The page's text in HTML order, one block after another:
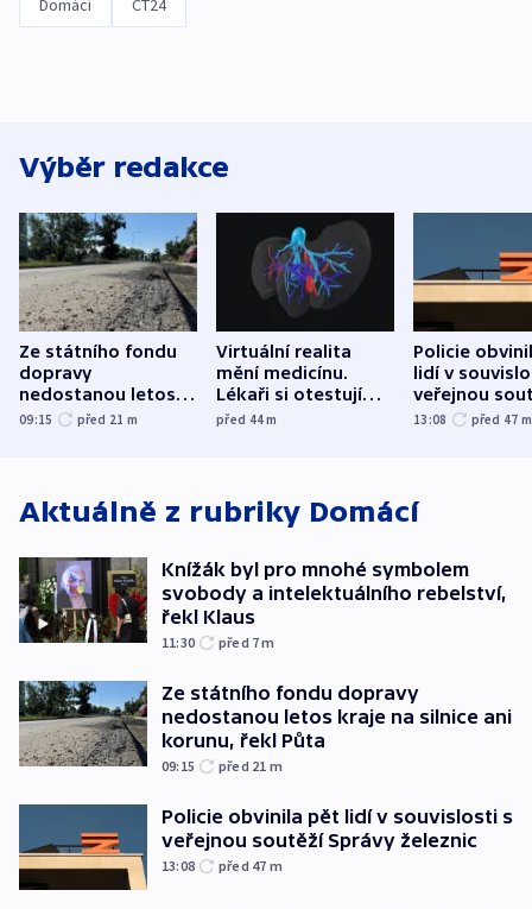
Domácí ČT24
Výběr redakce
Ze státního fondu
dopravy
nedostanou letos
kraje na silnice ani
09:15 před 21 m
Virtuální realita
mění medicínu.
Lékaři si otestují
každý řez, říká
před 44m
Policie
lidí v
veřejnou
Správy
13:08 před 47 m
Aktuálně z rubriky Domácí
Knížák byl pro mnohé symbolem
svobody a intelektuálního rebelství,
řekl Klaus
11:30 před 7m
Ze státního fondu dopravy
nedostanou letos kraje na silnice ani
korunu, řekl Půta
09:15 před 21 m
Policie obvinila pět lidí v souvislosti s
veřejnou soutěží Správy železnic
13:08 před 47 m